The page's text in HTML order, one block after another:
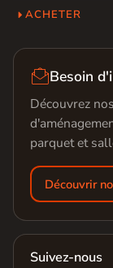
ACHETER
Besoin
Découvrez
parquet et
Découvrir
Suivez-nous